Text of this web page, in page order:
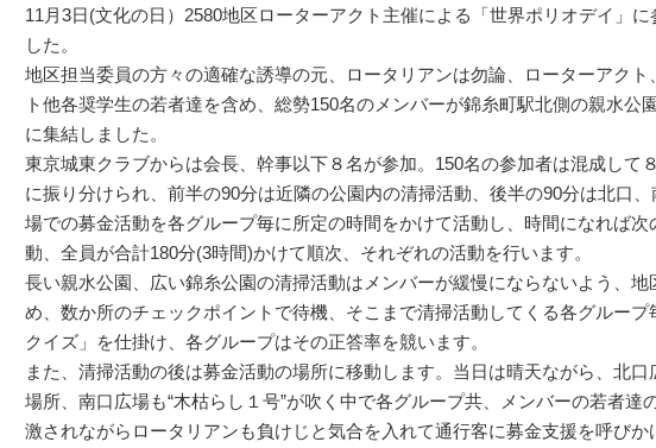
11月3日(文化の日）2580地区ローターアクト主催による「世界ポリオデイ」に
した。
地区担当委員の方々の適確な誘導の元、ロータリアンは勿論、ローターアクト
ト他各奨学生の若者達を含め、総勢150名のメンバーが錦糸町駅北側の親水公
に集結しました。
東京城東クラブからは会長、幹事以下８名が参加。150名の参加者は混成して
に振り分けられ、前半の90分は近隣の公園内の清掃活動、後半の90分は北口
場での募金活動を各グループ毎に所定の時間をかけて活動し、時間になれば次
動、全員が合計180分(3時間)かけて順次、それぞれの活動を行います。
長い親水公園、広い錦糸公園の清掃活動はメンバーが緩慢にならないよう、地
め、数か所のチェックポイントで待機、そこまで清掃活動してくる各グループ
クイズ」を仕掛け、各グループはその正答率を競います。
また、清掃活動の後は募金活動の場所に移動します。当日は晴天ながら、北口
場所、南口広場も“木枯らし１号”が吹く中で各グループ共、メンバーの若者達
激されながらロータリアンも負けじと気合を入れて通行客に募金支援を呼びか